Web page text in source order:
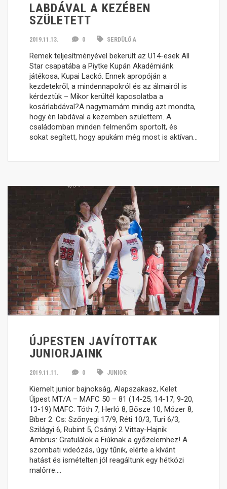
LABDÁVAL A KEZÉBEN
SZÜLETETT
2019.11.13. 0 SERDÜLŐ A
Remek teljesítményével bekerült az U14-esek All
Star csapatába a Piytke Kupán Akadémiánk
játékosa, Kupai Lackó. Ennek apropóján a
kezdetekről, a mindennapokról és az álmairól is
kérdeztük – Mikor kerültél kapcsolatba a
kosárlabdával?A nagymamám mindig azt mondta,
hogy én labdával a kezemben születtem. A
családomban minden felmenőm sportolt, és
sokat segített, hogy apukám még most is aktívan…
ÚJPESTEN JAVÍTOTTAK
JUNIORJAINK
2019.11.11. 0 JUNIOR
Kiemelt junior bajnokság, Alapszakasz, Kelet
Újpest MT/A – MAFC 50 – 81 (14-25, 14-17, 9-20,
13-19) MAFC: Tóth 7, Herló 8, Bősze 10, Mózer 8,
Bíber 2. Cs: Szőnyegi 17/9, Réti 10/3, Turi 6/3,
Szilágyi 6, Rubint 5, Csányi 2 Vittay-Hajnik
Ambrus: Gratulálok a Fiúknak a győzelemhez! A
szombati videózás, úgy tűnik, elérte a kívánt
hatást és ismételten jól reagáltunk egy hétközi
malőrre….